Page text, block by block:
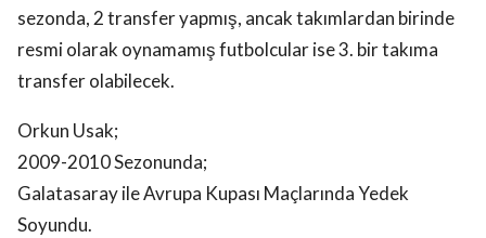
sezonda, 2 transfer yapmış, ancak takımlardan birinde
resmi olarak oynamamış futbolcular ise 3. bir takıma
transfer olabilecek.
Orkun Usak;
2009-2010 Sezonunda;
Galatasaray ile Avrupa Kupası Maçlarında Yedek
Soyundu.